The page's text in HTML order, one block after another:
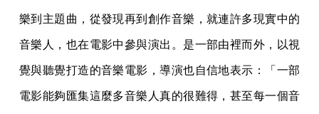
樂到主題曲，從發現再到創作音樂，就連許多現實中的
音樂人，也在電影中參與演出。是一部由裡而外，以視
覺與聽覺打造的音樂電影，導演也自信地表示：「一部
電影能夠匯集這麼多音樂人真的很難得，甚至每一個音